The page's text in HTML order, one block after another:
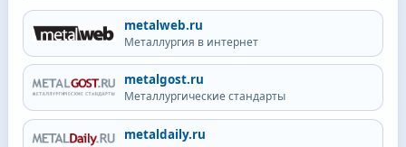
metalweb.ru
Металлургия в интернет
metalgost.ru
Металлургические стандарты
metaldaily.ru